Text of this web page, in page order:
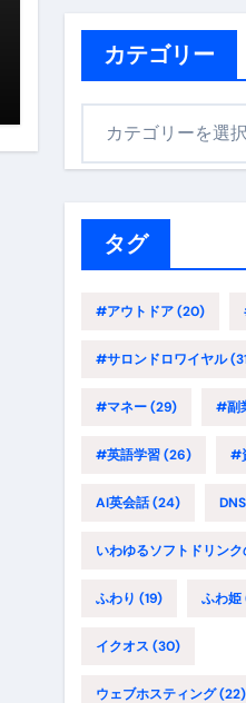
スト（高齢者にも）
り対策の選び方
満足度MAX”で食べるコツ
カテゴリー
タグ
#アウトドア(20)
#サロンドロワイヤル
#マネー(29) #副
#英語学習(26) #
AI英会話(24)
いわゆるソフトドリン
ふわり (19) ふわ姫
イクオス (30)
ウェブホスティング(22)